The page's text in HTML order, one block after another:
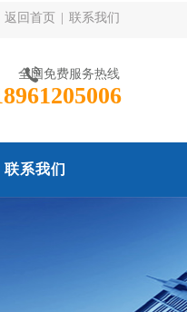
返回首页 联系我们
全国免费服务热线
联系我们